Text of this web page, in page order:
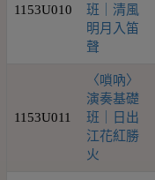
1153U010
班｜清風
明月入笛
聲
1153U011
〈嗩吶〉
演奏基礎
班｜日出
江花紅勝
火